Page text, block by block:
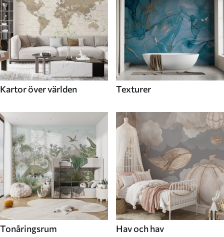
Kartor över världen Texturer
Tonåringsrum Hav och hav